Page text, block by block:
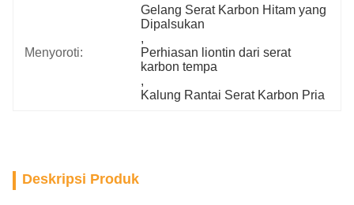
Menyoroti:
Gelang Serat Karbon Hitam yang
Dipalsukan
,
Perhiasan liontin dari serat
karbon tempa
,
Kalung Rantai Serat Karbon Pria
Deskripsi Produk